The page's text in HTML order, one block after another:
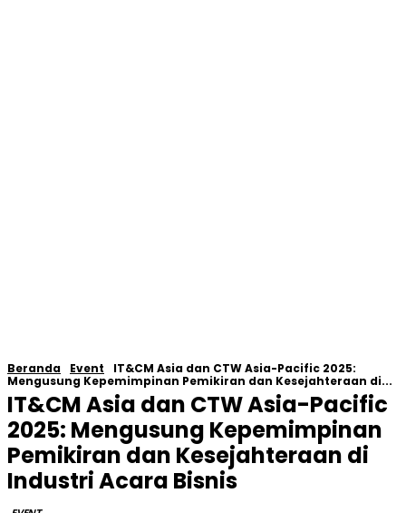
Beranda Event
IT&CM Asia dan CTW Asia-Pacific 2025:
Mengusung Kepemimpinan Pemikiran dan Kesejahteraan di...
IT&CM Asia dan CTW Asia-Pacific
2025: Mengusung Kepemimpinan
Pemikiran dan Kesejahteraan di
Industri Acara Bisnis